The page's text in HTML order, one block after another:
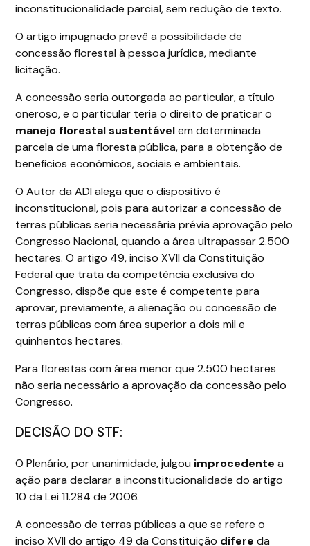
inconstitucionalidade parcial, sem redução de texto.
O artigo impugnado prevê a possibilidade de
concessão florestal à pessoa jurídica, mediante
licitação.
A concessão seria outorgada ao particular, a título
oneroso, e o particular teria o direito de praticar o
manejo florestal sustentávelem determinada
parcela de uma floresta pública, para a obtenção de
benefícios econômicos, sociais e ambientais.
O Autor da ADI alega que o dispositivo é
inconstitucional, pois para autorizar a concessão de
terras públicas seria necessária prévia aprovação pelo
Congresso Nacional, quando a área ultrapassar 2.500
hectares. O artigo 49, inciso XVII da Constituição
Federal que trata da competência exclusiva do
Congresso, dispõe que este é competente para
aprovar, previamente, a alienação ou concessão de
terras públicas com área superior a dois mil e
quinhentos hectares.
Para florestas com área menor que 2.500 hectares
não seria necessário a aprovação da concessão pelo
Congresso.
DECISÃO DO STF:
O Plenário, por unanimidade, julgou improcedente a
ação para declarar a inconstitucionalidade do artigo
10 da Lei 11.284 de 2006.
A concessão de terras públicas a que se refere o
inciso XVII do artigo 49 da Constituição difere da